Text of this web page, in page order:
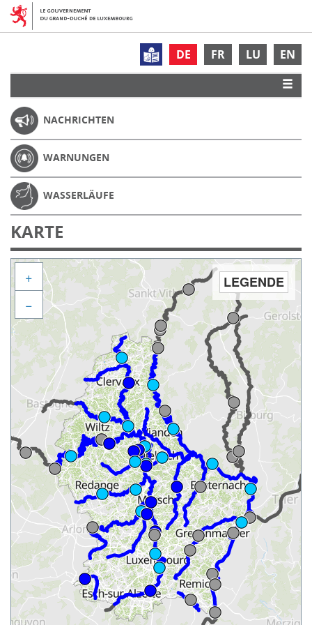
DE FR LU EN
NACHRICHTEN
WARNUNGEN
WASSERLÄUFE
KARTE
LEGENDE
+
−